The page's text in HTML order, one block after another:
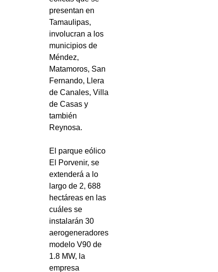
presentan en
Tamaulipas,
involucran a los
municipios de
Méndez,
Matamoros, San
Fernando, Llera
de Canales, Villa
de Casas y
también
Reynosa.
El parque eólico
El Porvenir, se
extenderá a lo
largo de 2, 688
hectáreas en las
cuáles se
instalarán 30
aerogeneradores
modelo V90 de
1.8 MW, la
empresa